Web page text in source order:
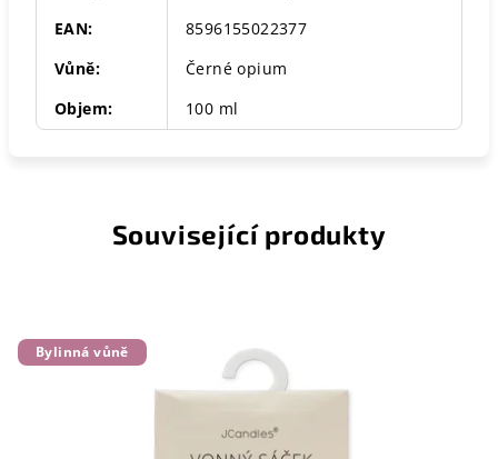
EAN:
8596155022377
Vůně:
Černé opium
Objem: 100 ml
Související produkty
Bylinná vůně